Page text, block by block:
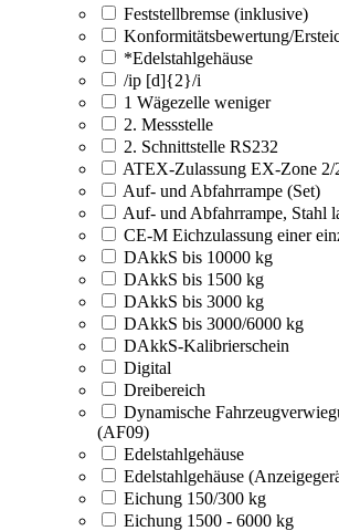
Feststellbremse (inklusive)
Konformitätsbewertung/
*Edelstahlgehäuse
/ip [d]{2}/i
1 Wägezelle weniger
2. Messstelle
2. Schnittstelle RS232
ATEX-Zulassung EX-Zone 2/
Auf- und Abfahrrampe (Set)
Auf- und Abfahrrampe, Stahl
CE-M Eichzulassung einer
DAkkS bis 10000 kg
DAkkS bis 1500 kg
DAkkS bis 3000 kg
DAkkS bis 3000/6000 kg
DAkkS-Kalibrierschein
Digital
Dreibereich
Dynamische
(AF09)
Edelstahlgehäuse
Edelstahlgehäuse
Eichung 150/300 kg
Eichung 1500 - 6000 kg